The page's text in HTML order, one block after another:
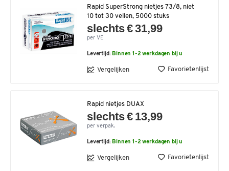
Rapid SuperStrong nietjes 73/8, niet
10 tot 30 vellen, 5000 stuks
slechts € 31,99
per VE
Levertijd: Binnen 1-2 werkdagen bij u
Vergelijken Favorietenlijst
Rapid nietjes DUAX
slechts € 13,99
per verpak.
Levertijd: Binnen 1-2 werkdagen bij u
Vergelijken Favorietenlijst